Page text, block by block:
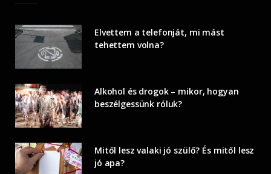
Elvettem a telefonját, mi mást
tehettem volna?
Alkohol és drogok – mikor, hogyan
beszélgessünk róluk?
Mitől lesz valaki jó szülő? És mitől lesz
jó apa?